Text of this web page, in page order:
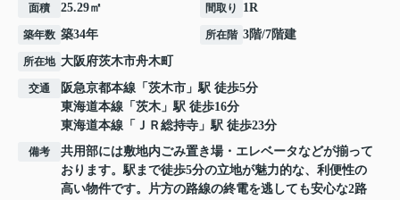
面積 25.29㎡ 間取り 1R
築年数 築34年 所在階 3階/7階建
所在地 大阪府茨木市舟木町
交通 阪急京都本線 「 茨木市 」駅 徒歩5分
東海道本線 「 茨木 」駅 徒歩16分
東海道本線 「 ＪＲ総持寺 」駅 徒歩23分
備考
共用部には敷地内ごみ置き場・エレベータなどが揃って
おります。駅まで徒歩5分の立地が魅力的な、利便性の
高い物件です。片方の路線の終電を逃しても安心な2路